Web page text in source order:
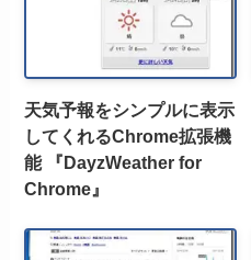
天気予報をシンプルに表示
してくれるChrome拡張機
能 『DayzWeather for
Chrome』